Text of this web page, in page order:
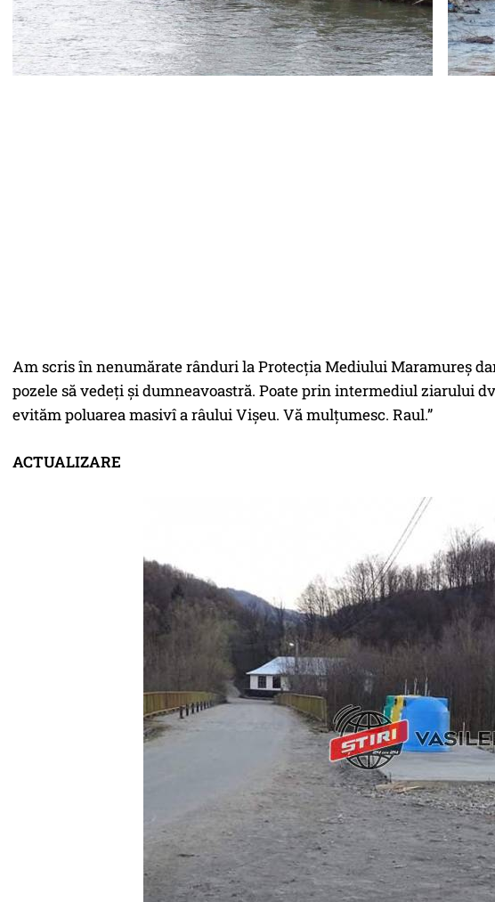
Am scris în nenumărate rânduri la Protecția Mediului Maramureș
pozele să vedeți și dumneavoastră. Poate prin intermediul ziarului
evităm poluarea masivî a râului Vișeu. Vă mulțumesc. Raul.”
ACTUALIZARE